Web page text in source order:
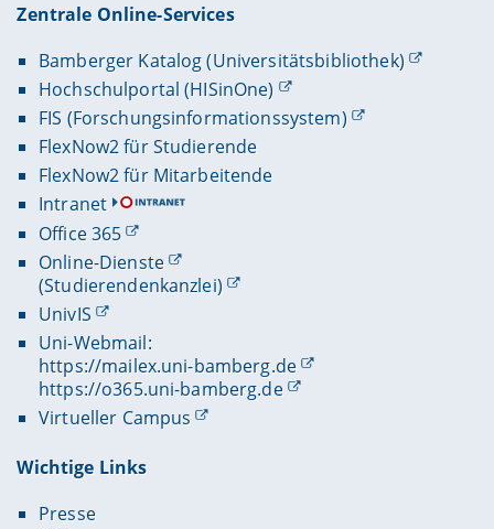
Zentrale Online-Services
Bamberger Katalog (Universitätsbibliothek)
Hochschulportal (HISinOne)
FIS (Forschungsinformationssystem)
FlexNow2 für Studierende
FlexNow2 für Mitarbeitende
Intranet
Office 365
Online-Dienste
(Studierendenkanzlei)
UnivIS
Uni-Webmail:
https://mailex.uni-bamberg.de
https://o365.uni-bamberg.de
Virtueller Campus
Wichtige Links
Presse